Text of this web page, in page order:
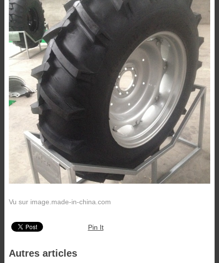
Vu sur image.made-in-china.com
Pin It
Autres articles